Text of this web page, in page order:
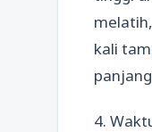
kali
4.